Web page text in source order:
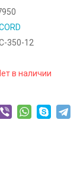
350-12
в наличии